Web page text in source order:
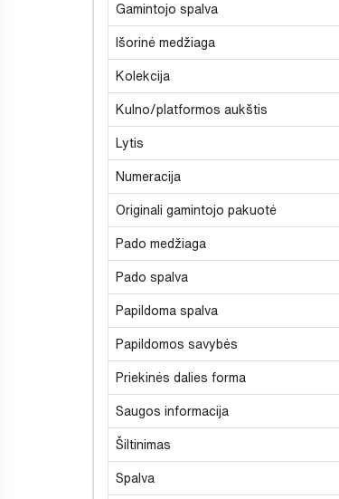
Gamintojo spalva
Išorinė medžiaga
Kolekcija
Kulno/platformos aukštis
Lytis
Numeracija
Originali gamintojo pakuotė
Pado medžiaga
Pado spalva
Papildoma spalva
Papildomos savybės
Priekinės dalies forma
Saugos informacija
Šiltinimas
Spalva